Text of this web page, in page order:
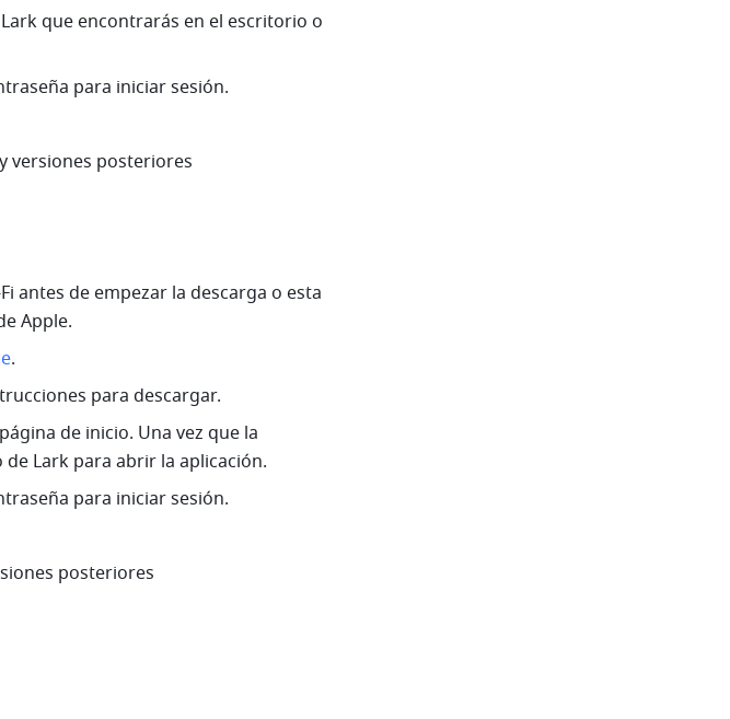
que encontrarás en el escritorio o
para iniciar sesión.
versiones posteriores
antes de empezar la descarga o esta
Apple.
.
para descargar.
de inicio. Una vez que la
Lark para abrir la aplicación.
para iniciar sesión.
posteriores